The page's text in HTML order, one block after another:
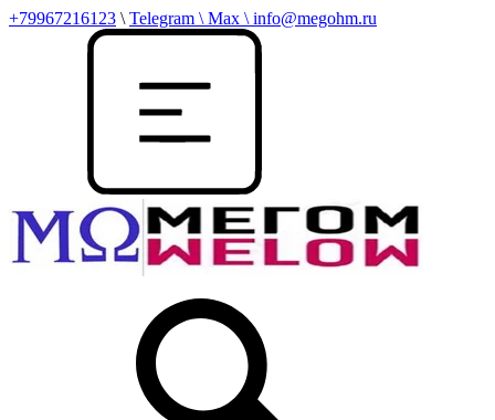
+79967216123 \ Telegram \ Max \ info@megohm.ru